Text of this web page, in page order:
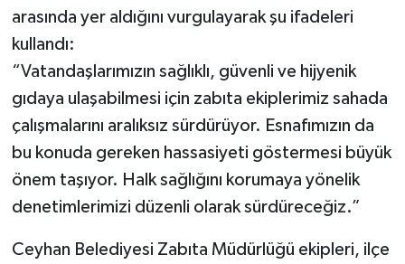
arasında yer aldığını vurgulayarak şu ifadeleri
kullandı:
“Vatandaşlarımızın sağlıklı, güvenli ve hijyenik
gıdaya ulaşabilmesi için zabıta ekiplerimiz sahada
çalışmalarını aralıksız sürdürüyor. Esnafımızın da
bu konuda gereken hassasiyeti göstermesi büyük
önem taşıyor. Halk sağlığını korumaya yönelik
denetimlerimizi düzenli olarak sürdüreceğiz.”
Ceyhan Belediyesi Zabıta Müdürlüğü ekipleri, ilçe